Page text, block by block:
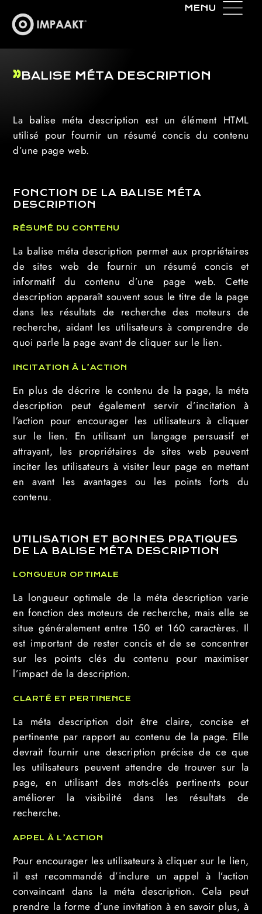
BALISE MÉTA DESCRIPTION
La balise méta description est un élément HTML
utilisé pour fournir un résumé concis du contenu
d’une page web.
FONCTION DE LA BALISE MÉTA
DESCRIPTION
RÉSUMÉ DU CONTENU
La balise méta description permet aux propriétaires
de sites web de fournir un résumé concis et
informatif du contenu d’une page web. Cette
description apparaît souvent sous le titre de la page
dans les résultats de recherche des moteurs de
recherche, aidant les utilisateurs à comprendre de
quoi parle la page avant de cliquer sur le lien.
INCITATION À L’ACTION
En plus de décrire le contenu de la page, la méta
description peut également servir d’incitation à
l’action pour encourager les utilisateurs à cliquer
sur le lien. En utilisant un langage persuasif et
attrayant, les propriétaires de sites web peuvent
inciter les utilisateurs à visiter leur page en mettant
en avant les avantages ou les points forts du
contenu.
UTILISATION ET BONNES PRATIQUES
DE LA BALISE MÉTA DESCRIPTION
LONGUEUR OPTIMALE
La longueur optimale de la méta description varie
en fonction des moteurs de recherche, mais elle se
situe généralement entre 150 et 160 caractères. Il
est important de rester concis et de se concentrer
sur les points clés du contenu pour maximiser
l’impact de la description.
CLARTÉ ET PERTINENCE
La méta description doit être claire, concise et
pertinente par rapport au contenu de la page. Elle
devrait fournir une description précise de ce que
les utilisateurs peuvent attendre de trouver sur la
page, en utilisant des mots-clés pertinents pour
améliorer la visibilité dans les résultats de
recherche.
APPEL À L’ACTION
Pour encourager les utilisateurs à cliquer sur le lien,
il est recommandé d’inclure un appel à l’action
convaincant dans la méta description. Cela peut
prendre la forme d’une invitation à en savoir plus, à